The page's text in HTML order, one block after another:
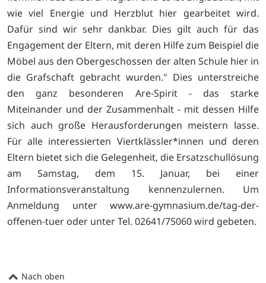
wie viel Energie und Herzblut hier gearbeitet wird.
Dafür sind wir sehr dankbar. Dies gilt auch für das
Engagement der Eltern, mit deren Hilfe zum Beispiel die
Möbel aus den Obergeschossen der alten Schule hier in
die Grafschaft gebracht wurden." Dies unterstreiche
den ganz besonderen Are-Spirit - das starke
Miteinander und der Zusammenhalt - mit dessen Hilfe
sich auch große Herausforderungen meistern lasse.
Für alle interessierten Viertklässler*innen und deren
Eltern bietet sich die Gelegenheit, die Ersatzschullösung
am Samstag, dem 15. Januar, bei einer
Informationsveranstaltung kennenzulernen. Um
Anmeldung unter www.are-gymnasium.de/tag-der-
offenen-tuer oder unter Tel. 02641/75060 wird gebeten.
Nach oben